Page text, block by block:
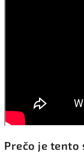
Prečo je tento